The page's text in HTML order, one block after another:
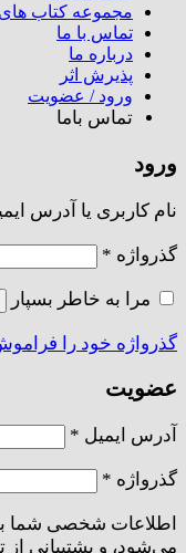
مجموعه کتاب
تماس با ما
درباره ما
پذیرش اثر
ورود / عضویت
تماس باما
ورود
نام کاربری یا آدرس
گذرواژه *
مرا به خاطر بسپار
گذرواژه خود را
عضویت
آدرس ایمیل *
گذرواژه *
اطلاعات شخصی شما
می‌شود، و پشتیبانی از